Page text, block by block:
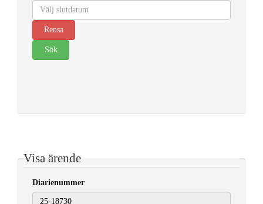
Visa ärende
Diarienummer